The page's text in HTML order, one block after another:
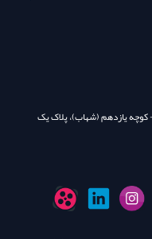
یازدهم (شهاب)، پلاک یک